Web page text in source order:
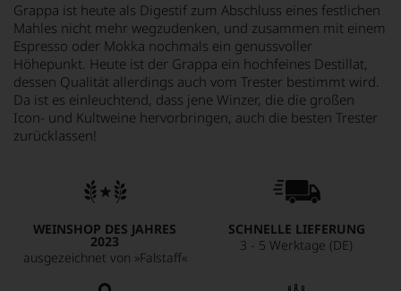
Grappa ist heute als Digestif zum Abschluss eines festlichen
Mahles nicht mehr wegzudenken, und zusammen mit einem
Espresso oder Mokka nochmals ein genussvoller
Höhepunkt. Heute ist der Grappa ein hochfeines Destillat,
dessen Qualität allerdings auch vom Trester bestimmt wird.
Da ist es einleuchtend, dass jene Winzer, die die großen
Icon- und Kultweine hervorbringen, auch die besten Trester
zurücklassen!
WEINSHOP DES JAHRES
2023
ausgezeichnet von »Falstaff«
SCHNELLE LIEFERUNG
3 - 5 Werktage (DE)